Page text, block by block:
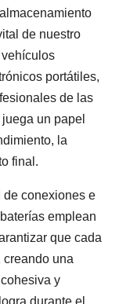
de nuestro
portátiles,
de las
un papel
la
final.
de conexiones e
emplean
que cada
creando una
y
durante el